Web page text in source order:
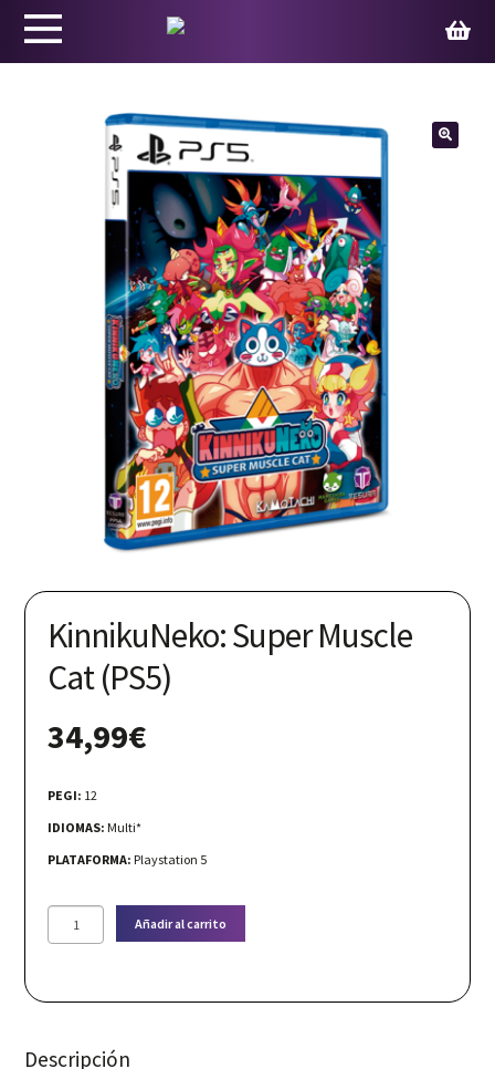
KinnikuNeko: Super Muscle
Cat (PS5)
34,99€
PEGI: 12
IDIOMAS: Multi*
PLATAFORMA: Playstation 5
KinnikuNeko:
Super
(PS5)
Añadir al carrito
Descripción
Productos
Juegos
Ed. Coleccionista
Merchandising
Contacto
Carrito
Nuestras redes: